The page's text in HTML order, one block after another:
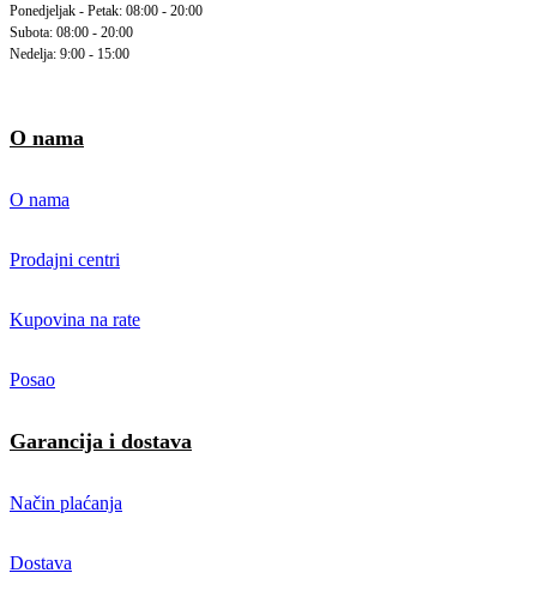
Ponedjeljak - Petak: 08:00 - 20:00
Subota: 08:00 - 20:00
Nedelja: 9:00 - 15:00
O nama
O nama
Prodajni centri
Kupovina na rate
Posao
Garancija i dostava
Način plaćanja
Dostava